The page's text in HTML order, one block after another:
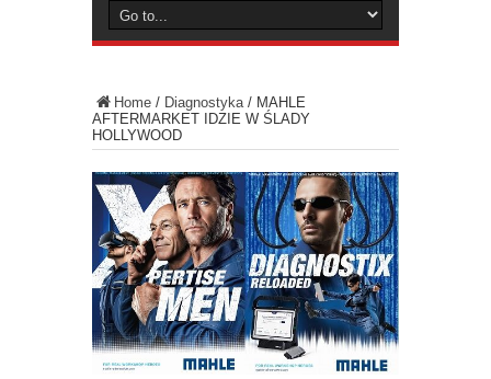
Home / Diagnostyka/ MAHLE
AFTERMARKET IDZIE W ŚLADY
HOLLYWOOD